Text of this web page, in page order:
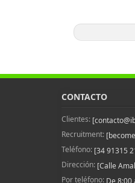
CONTACTO
Clientes:
Recruitment:
Teléfono: [34 91315
Dirección: [Calle
Por teléfono: De 8:00